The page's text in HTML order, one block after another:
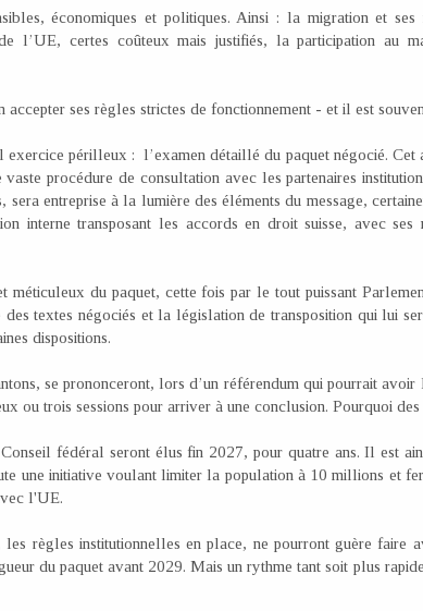
économiques et politiques. Ainsi : la migration et
l’UE, certes coûteux mais justifiés, la participation au
accepter ses règles strictes de fonctionnement - et il est
exercice périlleux : l’examen détaillé du paquet négocié. Cet
procédure de consultation avec les partenaires
sera entreprise à la lumière des éléments du message,
interne transposant les accords en droit suisse, avec ses
méticuleux du paquet, cette fois par le tout puissant
textes négociés et la législation de transposition qui lui
dispositions.
se prononceront, lors d’un référendum qui pourrait
ou trois sessions pour arriver à une conclusion. Pourquoi
fédéral seront élus fin 2027, pour quatre ans. Il est
une initiative voulant limiter la population à 10 millions et
l'UE.
règles institutionnelles en place, ne pourront guère faire
du paquet avant 2029. Mais un rythme tant soit plus